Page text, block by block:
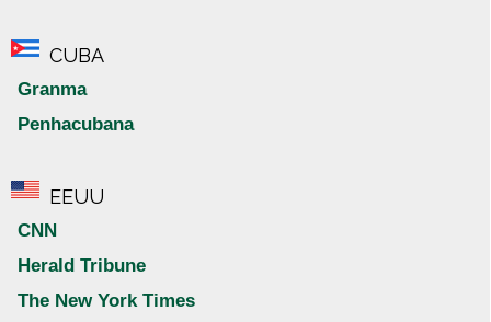
CUBA
Granma
Penhacubana
EEUU
CNN
Herald Tribune
The New York Times